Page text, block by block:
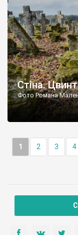
Стіна.
Фото Романа
1 2 3 4